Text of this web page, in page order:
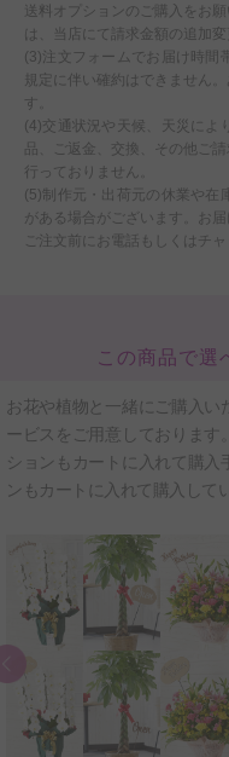
送料オプションのご購入をお
は、当店にて請求金額の追加
(3)注文フォームでお届け時間
規定に伴い確約はできません
す。
(4)交通状況や天候、天災によ
品、ご返金、交換、その他ご
行っておりません。
(5)制作元・出荷元の休業や在
がある場合がございます。お
ご注文前にお電話もしくはチ
この商品で選
お花や植物と一緒にご購入
ービスをご用意しております
ションもカートに入れて購入
ンもカートに入れて購入して